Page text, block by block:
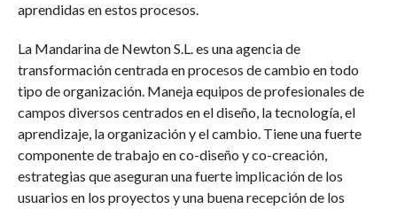
aprendidas en estos procesos.
La Mandarina de Newton S.L. es una agencia de
transformación centrada en procesos de cambio en todo
tipo de organización. Maneja equipos de profesionales de
campos diversos centrados en el diseño, la tecnología, el
aprendizaje, la organización y el cambio. Tiene una fuerte
componente de trabajo en co-diseño y co-creación,
estrategias que aseguran una fuerte implicación de los
usuarios en los proyectos y una buena recepción de los